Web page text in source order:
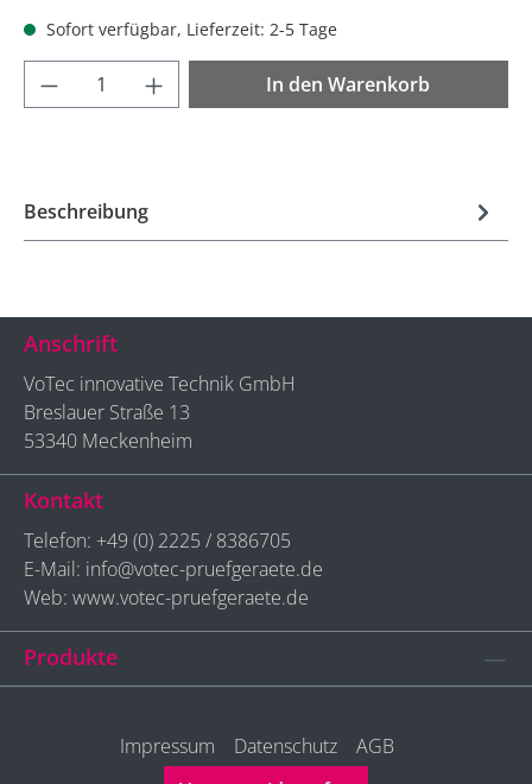
Sofort verfügbar, Lieferzeit: 2-5 Tage
Produkt Anzahl: Gib den gewünschten
In den Warenkorb
Beschreibung
Anschrift
VoTec innovative Technik GmbH
Breslauer Straße 13
53340 Meckenheim
Kontakt
Telefon: +49 (0) 2225 / 8386705
E-Mail: info@votec-pruefgeraete.de
Web: www.votec-pruefgeraete.de
Produkte
Impressum Datenschutz
AGB